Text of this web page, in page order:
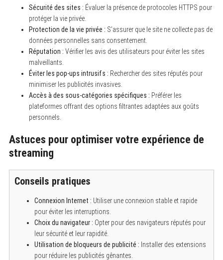
Sécurité des sites : Évaluer la présence de protocoles HTTPS pour
protéger la vie privée.
Protection de la vie privée : S’assurer que le site ne collecte pas de
données personnelles sans consentement.
Réputation : Vérifier les avis des utilisateurs pour éviter les sites
malveillants.
Éviter les pop-ups intrusifs : Rechercher des sites réputés pour
minimiser les publicités invasives.
Accès à des sous-catégories spécifiques : Préférer les
plateformes offrant des options filtrantes adaptées aux goûts
personnels.
Astuces pour optimiser votre expérience de
streaming
Conseils pratiques
Connexion Internet : Utiliser une connexion stable et rapide
pour éviter les interruptions.
Choix du navigateur : Opter pour des navigateurs réputés pour
leur sécurité et leur rapidité.
Utilisation de bloqueurs de publicité : Installer des extensions
pour réduire les publicités gênantes.
a
r
c
f
o
r